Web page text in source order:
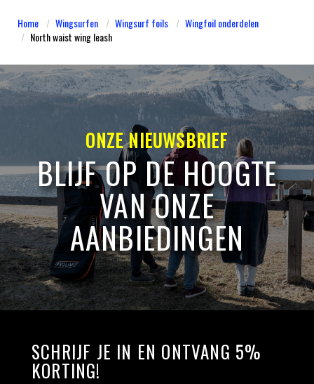
Home Wingsurfen Wingsurf foils
Wingfoil onderdelen
North waist wing leash
ONZE NIEUWSBRIEF
BLIJF OP DE HOOGTE
VAN ONZE
AANBIEDINGEN
SCHRIJF JE IN EN ONTVANG 5%
KORTING!